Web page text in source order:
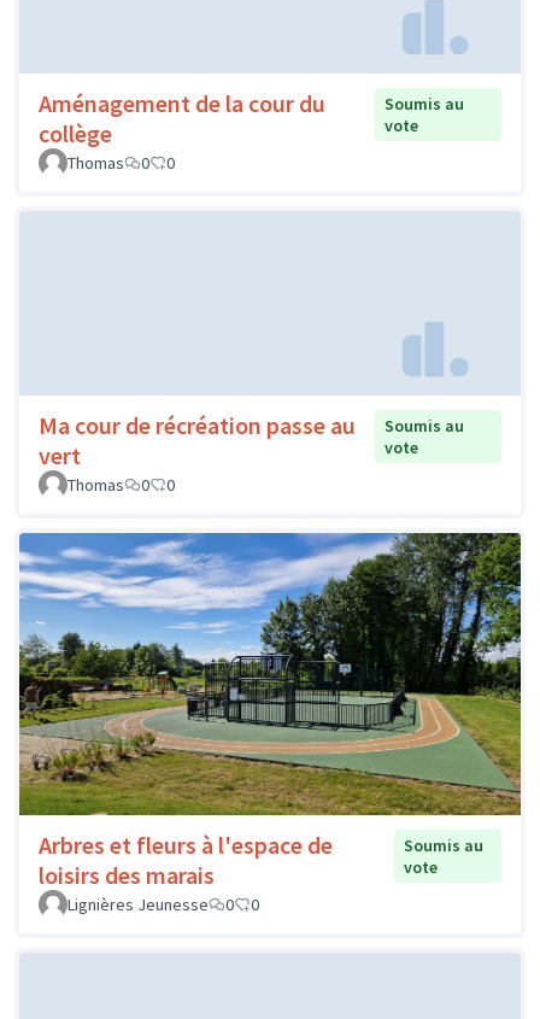
Aménagement de la cour du
collège
Soumis au
vote
Thomas
0 0
Ma cour de récréation passe au
vert
Soumis au
vote
Thomas
0 0
Arbres et fleurs à l'espace de
loisirs des marais
Soumis au
vote
Lignières Jeunesse
0 0